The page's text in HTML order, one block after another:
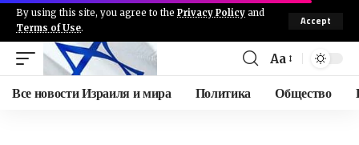
By using this site, you agree to the Privacy Policy and
Terms of Use.
Accept
Aa
Все новости Израиля и мира Политика Общество